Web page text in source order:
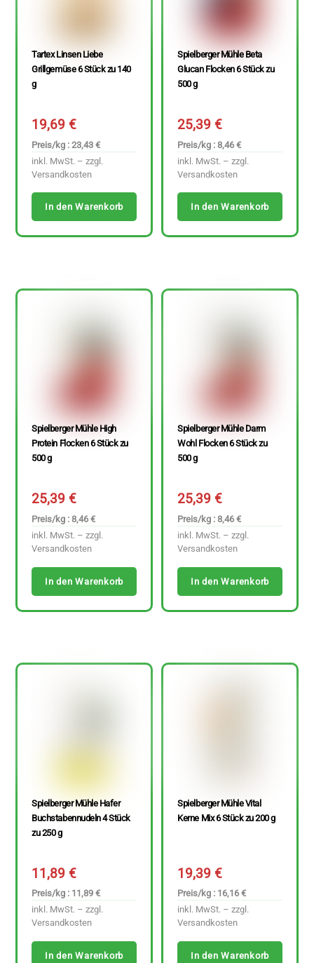
Tartex Linsen Liebe
Grillgemüse 6 Stück zu 140
g
19,69€
Preis/kg : 23,43 €
inkl. MwSt. – zzgl.
Versandkosten
In den Warenkorb
Spielberger Mühle Beta
Glucan Flocken 6 Stück zu
500 g
25,39€
Preis/kg : 8,46 €
inkl. MwSt. – zzgl.
Versandkosten
In den Warenkorb
Spielberger Mühle High
Protein Flocken 6 Stück zu
500 g
25,39€
Preis/kg : 8,46 €
inkl. MwSt. – zzgl.
Versandkosten
In den Warenkorb
Spielberger Mühle Darm
Wohl Flocken 6 Stück zu
500 g
25,39€
Preis/kg : 8,46 €
inkl. MwSt. – zzgl.
Versandkosten
In den Warenkorb
Spielberger Mühle Hafer
Buchstabennudeln 4 Stück
zu 250 g
11,89€
Preis/kg : 11,89 €
inkl. MwSt. – zzgl.
Versandkosten
In den Warenkorb
Spielberger Mühle Vital
Kerne Mix 6 Stück zu 200 g
19,39€
Preis/kg : 16,16 €
inkl. MwSt. – zzgl.
Versandkosten
In den Warenkorb